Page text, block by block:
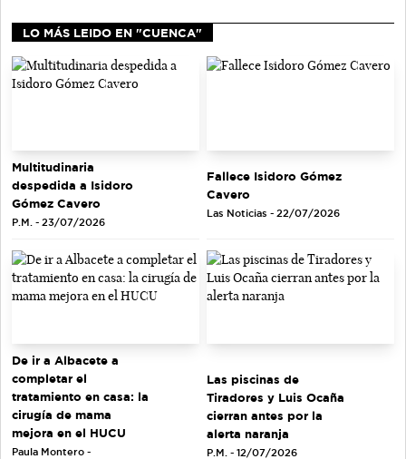
LO MÁS LEIDO EN "CUENCA"
Multitudinaria
despedida a Isidoro
Gómez Cavero
P.M. - 23/07/2026
Fallece Isidoro Gómez
Cavero
Las Noticias - 22/07/2026
De ir a Albacete a
completar el
tratamiento en casa: la
cirugía de mama
mejora en el HUCU
Paula Montero -
Las piscinas de
Tiradores y Luis Ocaña
cierran antes por la
alerta naranja
P.M. - 12/07/2026